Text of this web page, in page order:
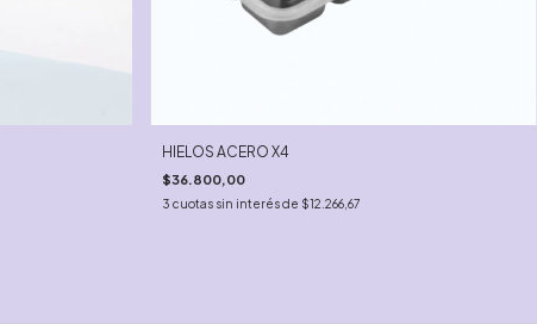
HIELOS ACERO X4
$36.800,00
3 cuotas sin interés de $12.266,67